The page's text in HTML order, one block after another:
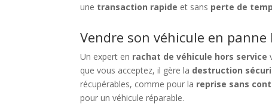
une transaction rapide et sans perte de
Vendre son véhicule en
Un expert en rachat de véhicule hors service
que vous acceptez, il gère la destruction
récupérables, comme pour la reprise sans
pour un véhicule réparable.